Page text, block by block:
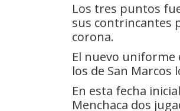
Los tres puntos
sus contrincantes
corona.
El nuevo uniforme
los de San
En esta fecha
Menchaca dos